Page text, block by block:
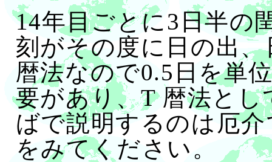
14年目ごとに3日半の
刻がその度に日の出
暦法なので0.5日を単
要があり、T 暦法と
ばで説明するのは厄
をみてください。